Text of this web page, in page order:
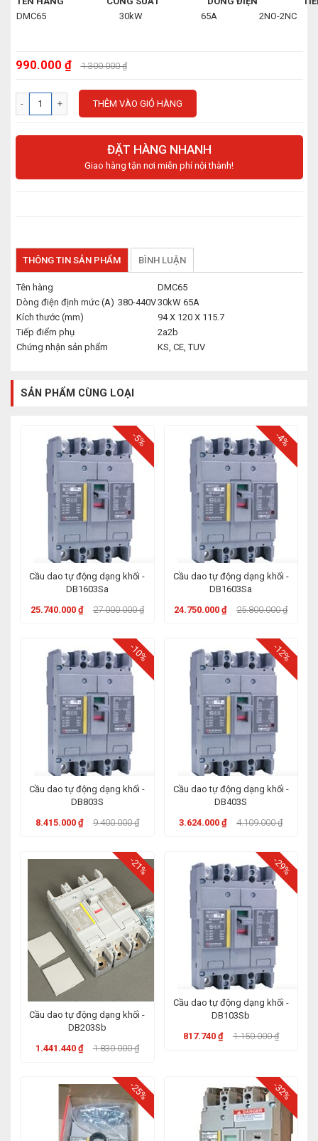
DMC65
30kW 65A 2NO-2NC
990.000 ₫ 1.300.000 ₫
THÊM VÀO GIỎ HÀNG
ĐẶT HÀNG NHANH
Giao hàng tận nơi miễn phí nội thành!
THÔNG TIN SẢN PHẨM BÌNH LUẬN
Tên hàng
DMC65
Dòng điện định mức (A) 380-440V30kW 65A
Kích thước (mm)
94 X 120 X 115.7
Tiếp điểm phụ
2a2b
Chứng nhận sản phẩm
KS, CE, TUV
SẢN PHẨM CÙNG LOẠI
-5%
Cầu dao tự động dạng khối -
DB1603Sa
25.740.000 ₫
27.000.000 ₫
-4%
Cầu dao tự động dạng khối -
DB1603Sa
24.750.000 ₫
25.800.000 ₫
-10%
Cầu dao tự động dạng khối -
DB803S
8.415.000 ₫
9.400.000 ₫
-12%
Cầu dao tự động dạng khối -
DB403S
3.624.000 ₫
4.109.000 ₫
-21%
Cầu dao tự động dạng khối -
DB203Sb
1.441.440 ₫
1.830.000 ₫
-29%
Cầu dao tự động dạng khối -
DB103Sb
817.740 ₫
1.150.000 ₫
-25% -32%